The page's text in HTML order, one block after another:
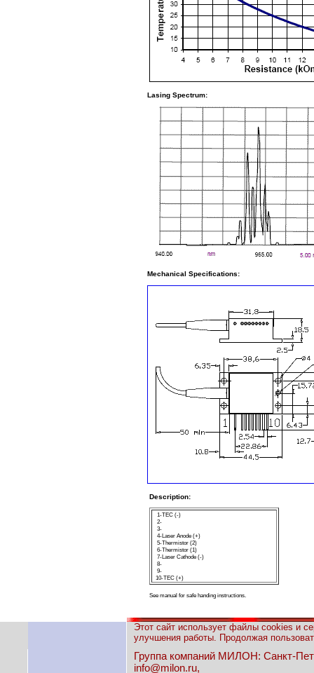
Lasing Spectrum:
Mechanical Specifications:
Description:
1-TEC (-)
2-
3-
4-Laser Anode (+)
5-Thermistor (2)
6-Thermistor (1)
7-Laser Cathode (-)
8-
9-
10-TEC (+)
See manual for safe handing instructions.
Этот сайт использует файлы cookies и
улучшения работы. Продолжая
Группа компаний МИЛОН: Санкт-
info@milon.ru,